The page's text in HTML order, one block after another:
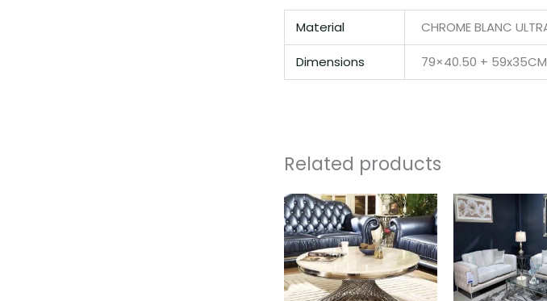
Material CHROME BLANC
Dimensions 79×40.50 + 59x35CM
Related products
Price
range:
947,00 €
through
997,00 €